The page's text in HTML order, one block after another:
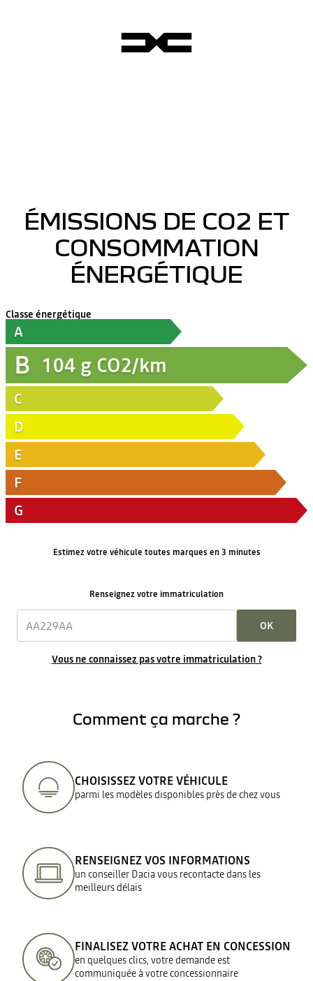
ÉMISSIONS DE CO2 ET
CONSOMMATION
ÉNERGÉTIQUE
Classe énergétique
A
B 104 g CO2/km
C
D
E
F
G
Estimez votre véhicule toutes marques en 3 minutes
Renseignez votre immatriculation
OK
Vous ne connaissez pas votre immatriculation ?
Comment ça marche ?
CHOISISSEZ VOTRE VÉHICULE
parmi les modèles disponibles près de chez vous
RENSEIGNEZ VOS INFORMATIONS
un conseiller Dacia vous recontacte dans les
meilleurs délais
FINALISEZ VOTRE ACHAT EN CONCESSION
en quelques clics, votre demande est
communiquée à votre concessionnaire